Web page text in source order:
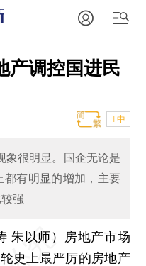
产调控国进民
T中
象很明显。国企无论是
有明显的增加，主要
强
朱以师）
房地产市场
史上最严厉的房地产